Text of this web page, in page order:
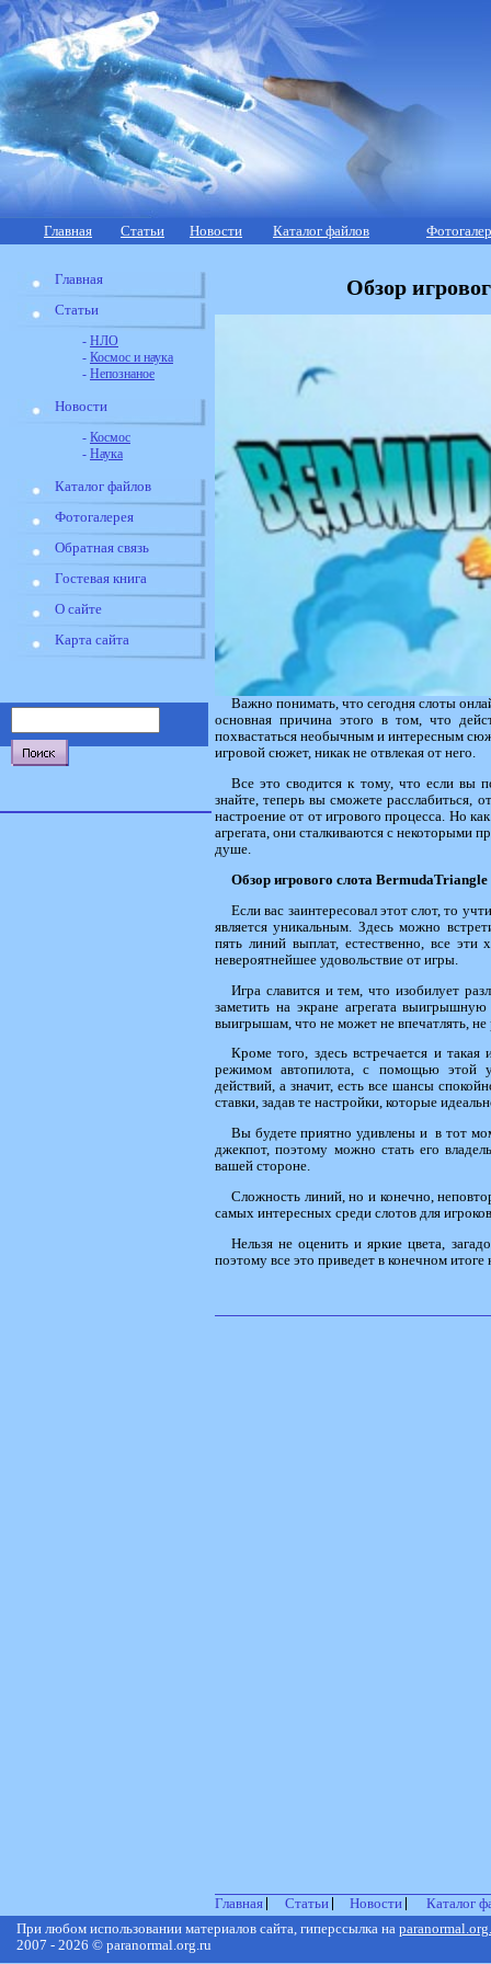
Главная Статьи Новости Каталог файлов
Главная
Статьи
- НЛО
- Космос и наука
- Непознаное
Новости
- Космос
- Наука
Каталог файлов
Фотогалерея
Обратная связь
Гостевая книга
О сайте
Карта сайта
Обзор
Важно понимать, что сегодня слоты
основная причина этого в том, что
похвастаться необычным и интересным
игровой сюжет, никак не отвлекая от него.
Все это сводится к тому, что если вы
знайте, теперь вы сможете расслабиться,
настроение от от игрового процесса. Но
агрегата, они сталкиваются с некоторыми
душе.
Обзор игрового слота BermudaTriangle
Если вас заинтересовал этот слот, то
является уникальным. Здесь можно
пять линий выплат, естественно, все эти
невероятнейшее удовольствие от игры.
Игра славится и тем, что изобилует
заметить на экране агрегата
выигрышам, что не может не впечатлять, не
Кроме того, здесь встречается и такая
режимом автопилота, с помощью этой
действий, а значит, есть все шансы
ставки, задав те настройки, которые
Вы будете приятно удивлены и в тот
джекпот, поэтому можно стать его
вашей стороне.
Сложность линий, но и конечно,
самых интересных среди слотов для
Нельзя не оценить и яркие цвета,
поэтому все это приведет в конечном
Главная Статьи Новости
Каталог
При любом использовании материалов сайта, гиперссылка на
2007 - 2026 © paranormal.org.ru